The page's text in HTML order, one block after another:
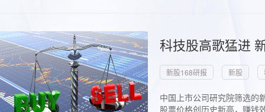
科技股高歌猛进
新股168研报 新股
中国上市公司研究院筛选的
股票价格创历史新高，赚钱